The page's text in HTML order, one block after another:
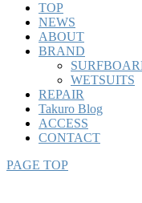
TOP
NEWS
ABOUT
BRAND
WETSUITS
REPAIR
Takuro Blog
ACCESS
CONTACT
PAGE TOP